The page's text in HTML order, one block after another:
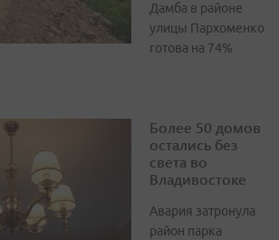
Дамба в районе
улицы Пархоменко
готова на 74%
Более 50 домов
остались без
света во
Владивостоке
Авария затронула
район парка